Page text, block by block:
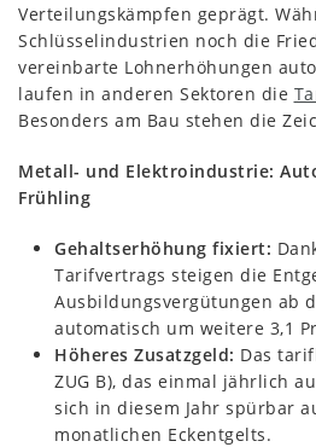
Verteilungskämpfen geprägt.
Schlüsselindustrien noch die
vereinbarte Lohnerhöhungen
laufen in anderen Sektoren die
Besonders am Bau stehen die
Metall- und Elektroindustrie:
Frühling
Gehaltserhöhung fixiert:
Tarifvertrags steigen die
Ausbildungsvergütungen ab
automatisch um weitere 3,1
Höheres Zusatzgeld: Das
ZUG B), das einmal jährlich
sich in diesem Jahr spürbar
monatlichen Eckentgelts.